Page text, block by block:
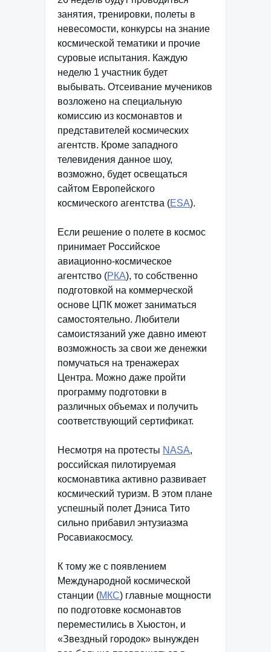
занятия, тренировки, полеты в
невесомости, конкурсы на знание
космической тематики и прочие
суровые испытания. Каждую
неделю 1 участник будет
выбывать. Отсеивание мучеников
возложено на специальную
комиссию из космонавтов и
представителей космических
агентств. Кроме западного
телевидения данное шоу,
возможно, будет освещаться
сайтом Европейского
космического агентства (ESA).
Если решение о полете в космос
принимает Российское
авиационно-космическое
агентство (РКА), то собственно
подготовкой на коммерческой
основе ЦПК может заниматься
самостоятельно. Любители
самоистязаний уже давно имеют
возможность за свои же денежки
помучаться на тренажерах
Центра. Можно даже пройти
программу подготовки в
различных объемах и получить
соответствующий сертификат.
Несмотря на протесты NASA,
российская пилотируемая
космонавтика активно развивает
космический туризм. В этом плане
успешный полет Дэниса Тито
сильно прибавил энтузиазма
Росавиакосмосу.
К тому же с появлением
Международной космической
станции (МКС) главные мощности
по подготовке космонавтов
переместились в Хьюстон, и
«Звездный городок» вынужден